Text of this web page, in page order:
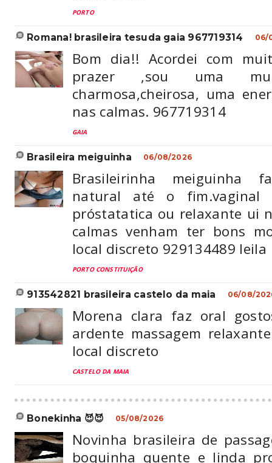
PORTO
romana! brasileira tesuda gaia 967719314 06/
Bom dia!! Acordei com
prazer ,sou uma
charmosa,cheirosa, uma
nas calmas. 967719314
GAIA
brasileira meiguinha 06/08/2026
Brasileirinha meiguinha
natural até o fim.vaginal
próstatatica ou relaxante ui
calmas venham ter bons
local discreto 929134489 leila
PORTO CONSTITUIÇÃO
913542821 brasileira castelo da maia 06/08/
Morena clara faz oral
ardente massagem
local discreto
CASTELO DA MAIA
bonekinha 😈😈 05/08/2026
Novinha brasileira de
boquinha quente e linda